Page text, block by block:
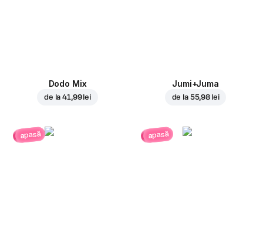
Dodo Mix
de la41,99 lei
Jumi+Juma
de la 55,98 lei
apasă apasă